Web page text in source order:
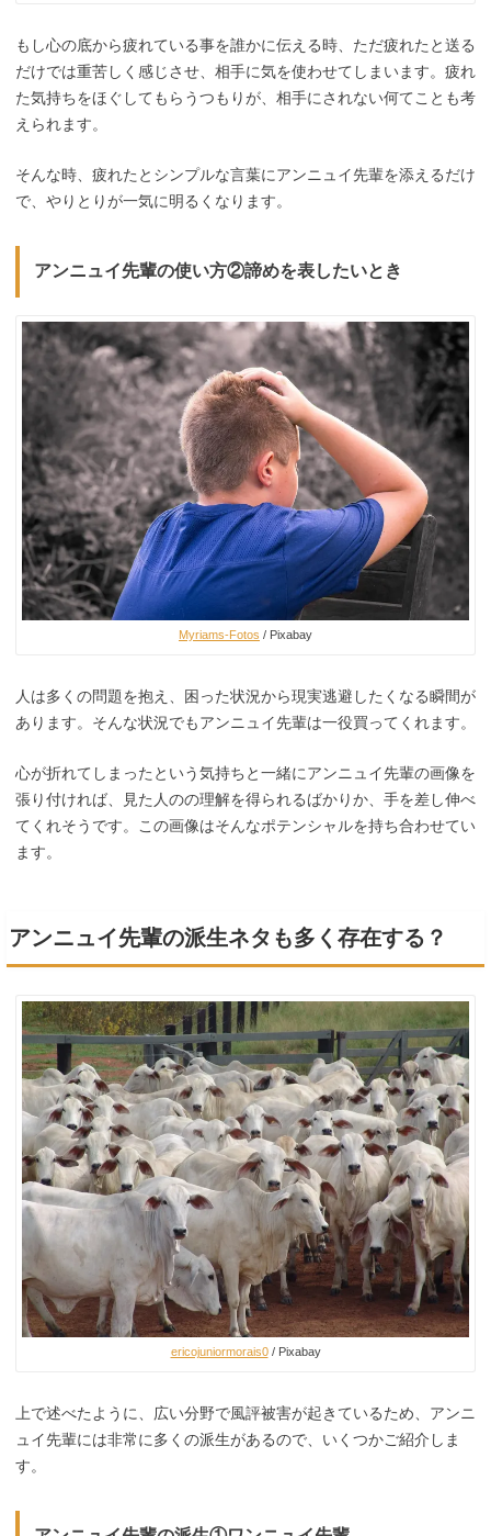
もし心の底から疲れている事を誰かに伝える時、ただ疲れたと送る
だけでは重苦しく感じさせ、相手に気を使わせてしまいます。疲れ
た気持ちをほぐしてもらうつもりが、相手にされない何てことも考
えられます。
そんな時、疲れたとシンプルな言葉にアンニュイ先輩を添えるだけ
で、やりとりが一気に明るくなります。
アンニュイ先輩の使い方②諦めを表したいとき
Myriams-Fotos / Pixabay
人は多くの問題を抱え、困った状況から現実逃避したくなる瞬間が
あります。そんな状況でもアンニュイ先輩は一役買ってくれます。
心が折れてしまったという気持ちと一緒にアンニュイ先輩の画像を
張り付ければ、見た人のの理解を得られるばかりか、手を差し伸べ
てくれそうです。この画像はそんなポテンシャルを持ち合わせてい
ます。
アンニュイ先輩の派生ネタも多く存在する？
ericojuniormorais0/ Pixabay
上で述べたように、広い分野で風評被害が起きているため、アンニ
ュイ先輩には非常に多くの派生があるので、いくつかご紹介しま
す。